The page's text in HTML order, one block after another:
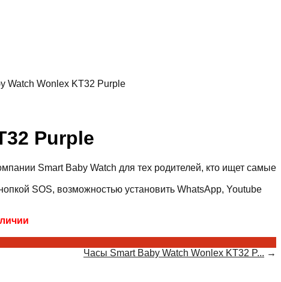
Watch Wonlex KT32 Purple
Purple
Smart Baby Watch для тех родителей, кто ищет самые
SOS, возможностью установить WhatsApp, Youtube
Часы Smart Baby Watch Wonlex KT32 P... →